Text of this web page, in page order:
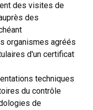
des visites de
des
organismes agréés
d'un certificat
techniques
du contrôle
de